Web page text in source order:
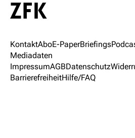
KontaktAboE-PaperBriefings
Mediadaten
ImpressumAGBDatenschutz
BarrierefreiheitHilfe/FAQ